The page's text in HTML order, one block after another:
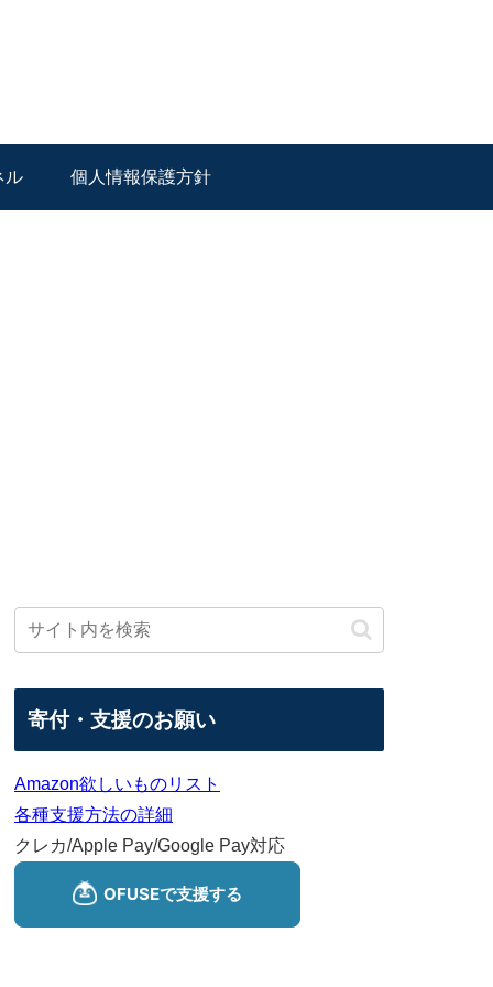
ル 個人情報保護方針
寄付・支援のお願い
Amazon欲しいものリスト
各種支援方法の詳細
クレカ/Apple Pay/Google Pay対応